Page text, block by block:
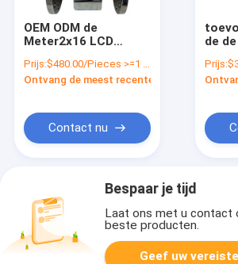
OEM ODM de
Meter2x16 LCD
Melasse Digitale
Stroom voor
Prijs:$480.00/Pieces >=1 Pieces
Ontvang de meest recente Prijs
Contact nu
de
Prijs:
Bespaar je tijd
Laat ons met u contact
beste producten.
Geef uw vereiste